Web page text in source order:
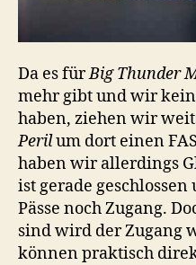
Da es fürBig Thunder
mehr gibt und wir
haben, ziehen wir
Perilum dort einen
haben wir allerdings
ist gerade
Pässe noch Zugang.
sind wird der Zugang
können praktisch